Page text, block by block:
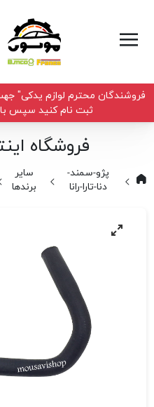
فروشندگان محترم لوازم یدکی"
ثبت نام کنید سپس
فروشگاه
پژو-سمند-
دنا-تارا-رانا
سایر
برندها